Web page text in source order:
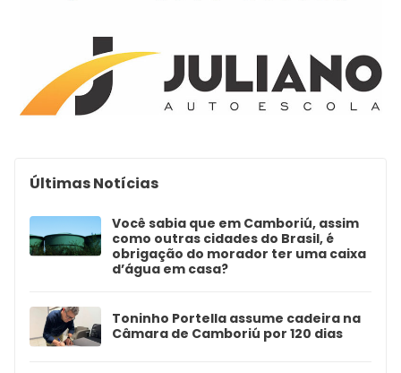
Últimas Notícias
Você sabia que em Camboriú, assim
como outras cidades do Brasil, é
obrigação do morador ter uma caixa
d’água em casa?
Toninho Portella assume cadeira na
Câmara de Camboriú por 120 dias